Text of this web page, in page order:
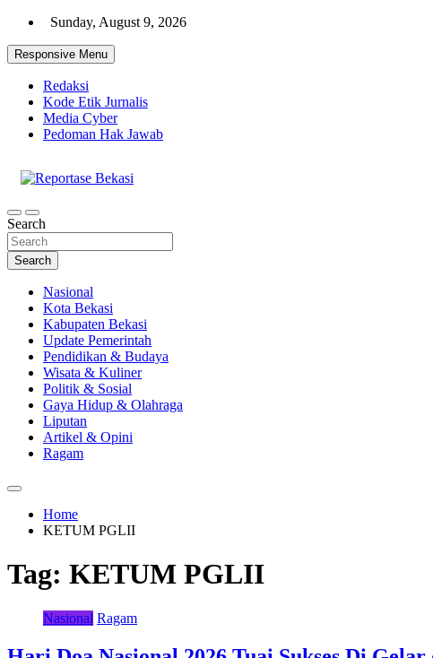
Skip
content
Sunday, August 9, 2026
Responsive Menu
Redaksi
Kode Etik Jurnalis
Media Cyber
Pedoman Hak Jawab
Reportase Bekasi
Cakrawala Informasi Warga Bekasi
Search
Search
Nasional
Kota Bekasi
Kabupaten Bekasi
Update Pemerintah
Pendidikan & Budaya
Wisata & Kuliner
Politik & Sosial
Gaya Hidup & Olahraga
Liputan
Artikel & Opini
Ragam
Home
KETUM PGLII
Tag: KETUM PGLII
Nasional Ragam